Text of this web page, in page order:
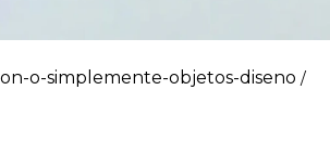
o-simplemente-objetos-diseno /